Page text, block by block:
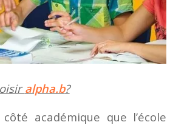
alpha.b?
académique que l’école